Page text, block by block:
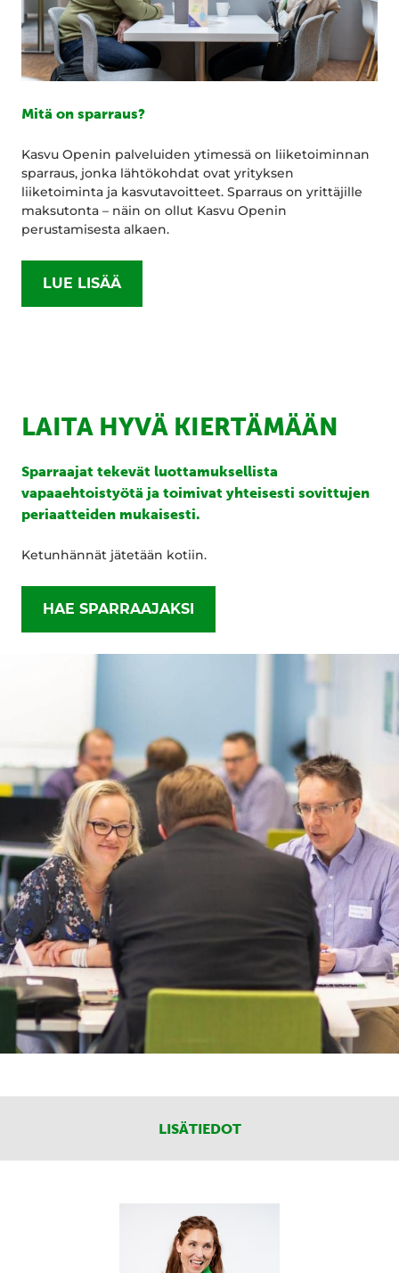
Mitä on sparraus?
Kasvu Openin palveluiden ytimessä on liiketoiminnan
sparraus, jonka lähtökohdat ovat yrityksen
liiketoiminta ja kasvutavoitteet. Sparraus on yrittäjille
maksutonta – näin on ollut Kasvu Openin
perustamisesta alkaen.
LUE LISÄÄ
LAITA HYVÄ KIERTÄMÄÄN
Sparraajat tekevät luottamuksellista
vapaaehtoistyötä ja toimivat yhteisesti sovittujen
periaatteiden mukaisesti.
Ketunhännät jätetään kotiin.
HAE SPARRAAJAKSI
LISÄTIEDOT